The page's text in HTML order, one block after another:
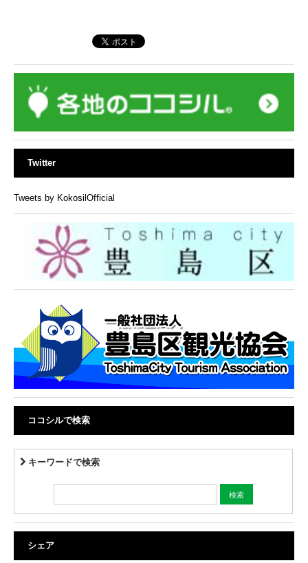
Twitter
Tweets by KokosilOfficial
ココシルで検索
キーワードで検索
シェア